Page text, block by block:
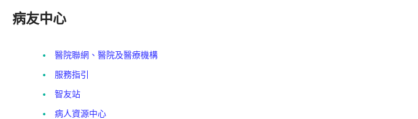
病友中心
醫院聯網、醫院及醫療機構
服務指引
智友站
病人資源中心